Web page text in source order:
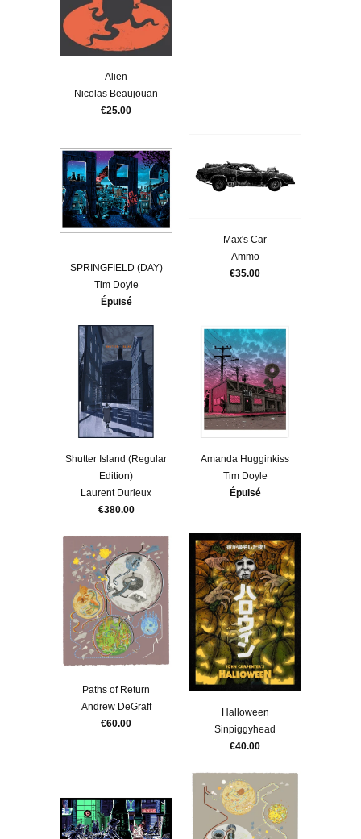
Alien
Nicolas Beaujouan
€25.00
SPRINGFIELD (DAY)
Tim Doyle
Épuisé
Max's Car
Ammo
€35.00
​Shutter Island (Regular
Edition)
Laurent Durieux
€380.00
Amanda Hugginkiss
Tim Doyle
Épuisé
Paths of Return
Andrew DeGraff
€60.00
Halloween
Sinpiggyhead
€40.00